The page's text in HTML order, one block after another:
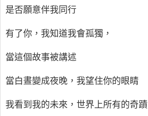
是否願意伴我同行
有了你，我知道我會孤獨，
當這個故事被講述
當白晝變成夜晚，我望住你的眼睛
我看到我的未來，世界上所有的奇蹟